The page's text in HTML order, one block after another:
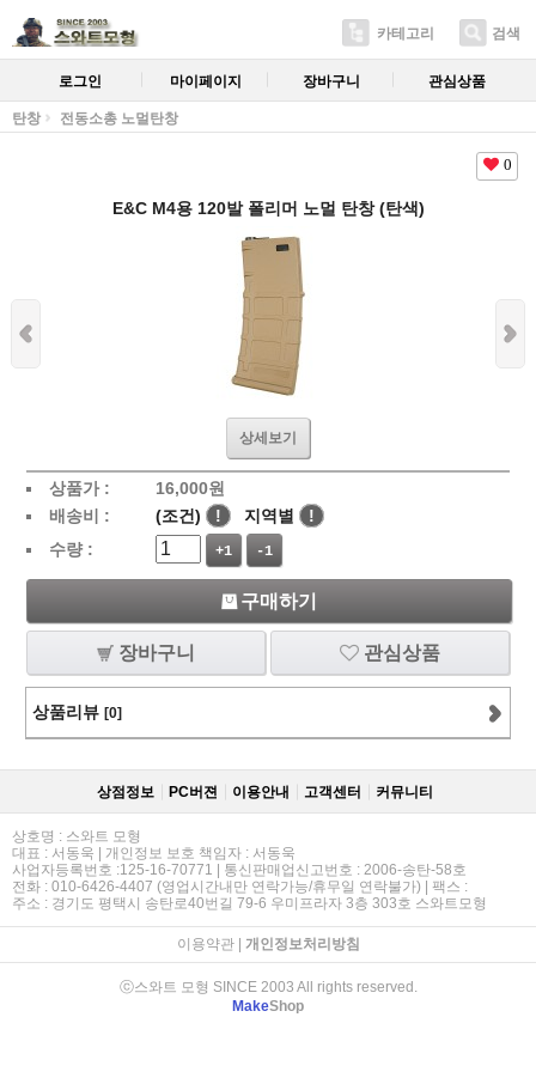
카테고리 검색
로그인 마이페이지 장바구니 관심상품
탄창 전동소총 노멀탄창
0
E&C M4용 120발 폴리머 노멀 탄창 (탄색)
상세보기
상품가 : 16,000원
배송비 :
(조건) ! 지역별
!
수량 :
+1 -1
구매하기
장바구니 관심상품
상품리뷰 [0]
상점정보 PC버젼 이용안내 고객센터 커뮤니티
상호명 : 스와트 모형
대표 : 서동욱 | 개인정보 보호 책임자 : 서동욱
사업자등록번호 :125-16-70771 | 통신판매업신고번호 : 2006-송탄-58호
전화 : 010-6426-4407 (영업시간내만 연락가능/휴무일 연락불가) | 팩스 :
주소 : 경기도 평택시 송탄로40번길 79-6 우미프라자 3층 303호 스와트모형
이용약관| 개인정보처리방침
ⓒ스와트 모형 SINCE 2003 All rights reserved.
MakeShop